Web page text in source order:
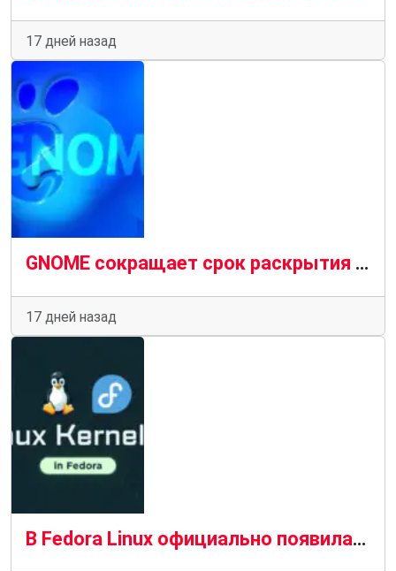
17 дней назад
GNOME сокращает срок раскрытия информации о безопасности с 90 до 30 дней.
17 дней назад
В Fedora Linux официально появилась версия ядра Linux 7.1